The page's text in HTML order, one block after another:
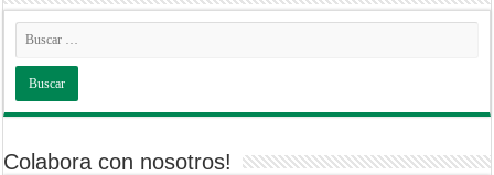
Colabora con nosotros!